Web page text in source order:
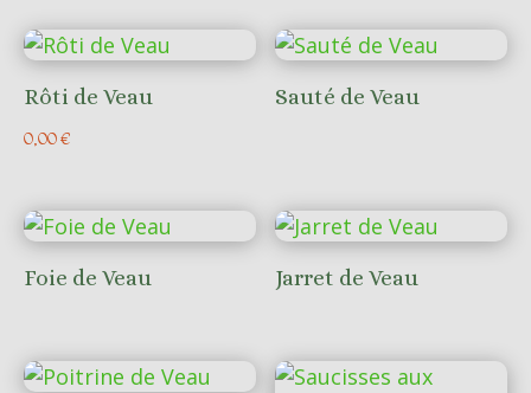
Rôti de Veau
0,00€
Sauté de Veau
Foie de Veau Jarret de Veau